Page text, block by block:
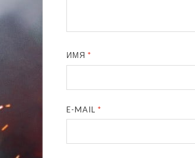
ИМЯ*
E-MAIL*